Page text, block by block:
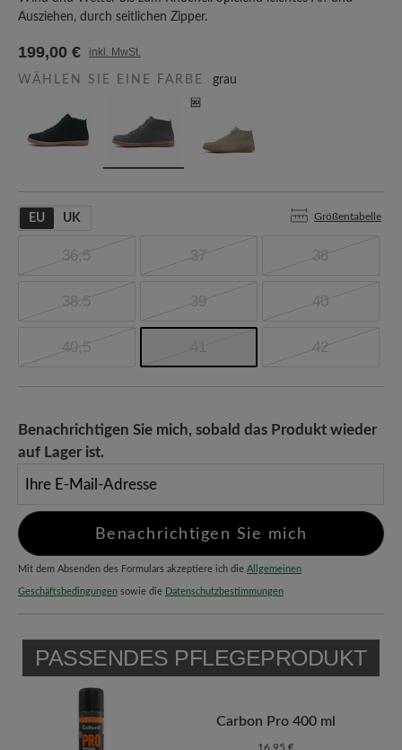
Ausziehen, durch seitlichen Zipper.
199,00 € inkl. MwSt.
WÄHLEN SIE EINE FARBE grau
EU UK Größentabelle
36,5 37 38
38.5 39 40
40,5 42
Benachrichtigen Sie mich, sobald das Produkt wieder
auf Lager ist.
Benachrichtigen Sie mich
Mit dem Absenden des Formulars akzeptiere ich die Allgemeinen
Geschäftsbedingungen sowie die Datenschutzbestimmungen
PASSENDES PFLEGEPRODUKT
Carbon Pro 400 ml
16,95 €